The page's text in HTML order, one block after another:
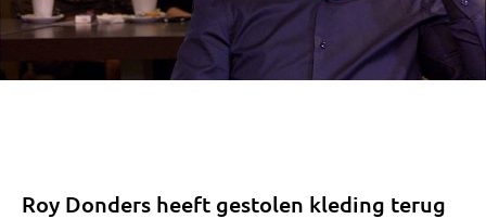
Roy Donders heeft gestolen kleding terug